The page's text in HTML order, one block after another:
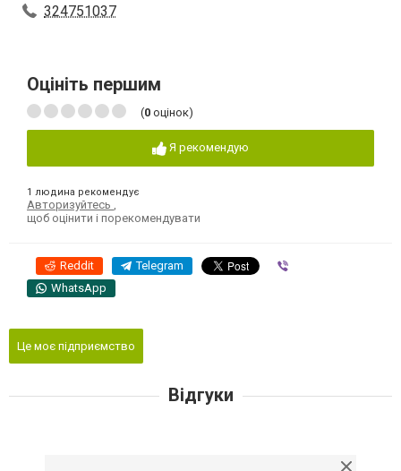
324751037
Оцініть першим
(0 оцінок)
Я рекомендую
1 людина рекомендує
Авторизуйтесь
щоб оцінити і порекомендувати
Reddit Telegram
WhatsApp
Це моє підприємство
Відгуки